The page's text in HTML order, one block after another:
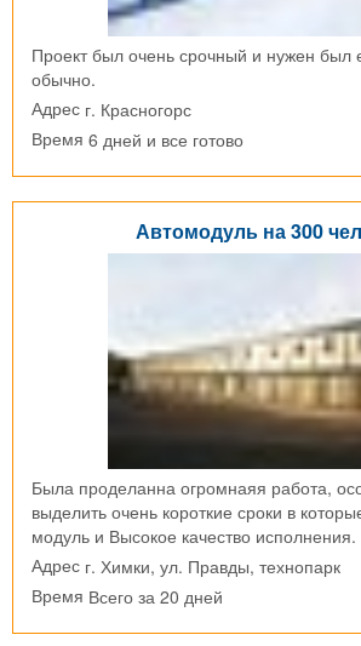
Проект был очень срочный и нужен был
обычно.
Адрес г. Красногорс
Время 6 дней и все готово
Автомодуль на 300
Была проделанна огромнаяя работа,
выделить очень короткие сроки в
модуль и Высокое качество исполнения.
Адрес г. Химки, ул. Правды, технопарк
Время Всего за 20 дней